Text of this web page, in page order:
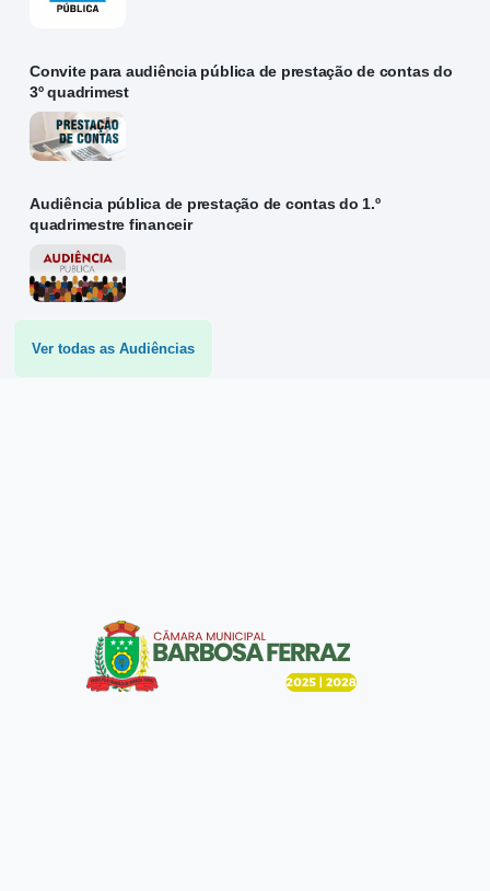
Convite para audiência pública de prestação de contas do
3º quadrimest
Audiência pública de prestação de contas do 1.º
quadrimestre financeir
Ver todas as Audiências